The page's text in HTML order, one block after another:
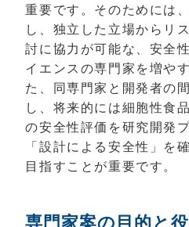
重要です。そのためには
し、独立した立場からリ
討に協力が可能な、安全
イエンスの専門家を増や
た、同専門家と開発者の
し、将来的には細胞性食
の安全性評価を研究開発
「設計による安全性」を
目指すことが重要です。
専門家案の目的と